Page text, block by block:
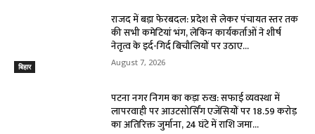
बिहार
राजद में बड़ा फेरबदल: प्रदेश से लेकर पंचायत स्तर तक
की सभी कमेटियां भंग, लेकिन कार्यकर्ताओं ने शीर्ष
नेतृत्व के इर्द-गिर्द बिचौलियों पर उठाए...
August 7, 2026
पटना नगर निगम का कड़ा रुख: सफाई व्यवस्था में
लापरवाही पर आउटसोर्सिंग एजेंसियों पर ₹18.59 करोड़
का अतिरिक्त जुर्माना, 24 घंटे में राशि जमा...